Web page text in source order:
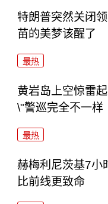
特朗普突然关闭
苗的美梦该醒了
最热
黄岩岛上空惊雷
\"警巡完全不一样
最热
赫梅利尼茨基7小
比前线更致命